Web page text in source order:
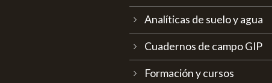
Analíticas de suelo y agua
Cuadernos de campo GIP
Formación y cursos